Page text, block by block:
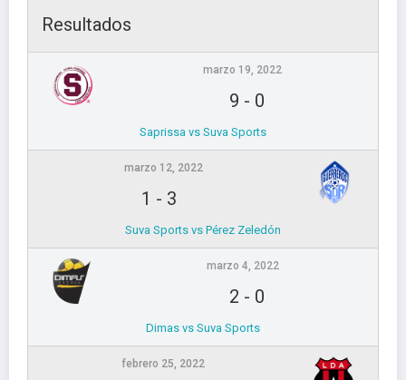
Resultados
marzo 19, 2022
9 - 0
Saprissa vs Suva Sports
marzo 12, 2022
1 - 3
Suva Sports vs Pérez Zeledón
marzo 4, 2022
2 - 0
Dimas vs Suva Sports
febrero 25, 2022